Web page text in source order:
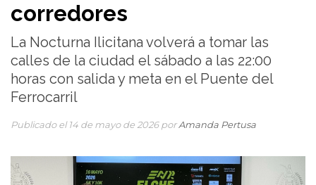
corredores
La Nocturna Ilicitana volverá a tomar las
calles de la ciudad el sábado a las 22:00
horas con salida y meta en el Puente del
Ferrocarril
Publicado el 14 de mayo de 2026 porAmanda Pertusa